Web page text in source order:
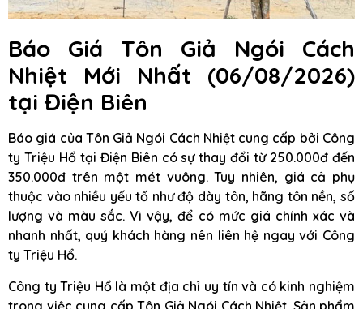
Báo Giá Tôn Giả Ngói Cách
Nhiệt Mới Nhất (06/08/2026)
tại Điện Biên
Báo giá của Tôn Giả Ngói Cách Nhiệt cung cấp bởi Công
ty Triệu Hổ tại Điện Biên có sự thay đổi từ 250.000đ đến
350.000đ trên một mét vuông. Tuy nhiên, giá cả phụ
thuộc vào nhiều yếu tố như độ dày tôn, hãng tôn nền, số
lượng và màu sắc. Vì vậy, để có mức giá chính xác và
nhanh nhất, quý khách hàng nên liên hệ ngay với Công
ty Triệu Hổ.
Công ty Triệu Hổ là một địa chỉ uy tín và có kinh nghiệm
trong việc cung cấp Tôn Giả Ngói Cách Nhiệt. Sản phẩm